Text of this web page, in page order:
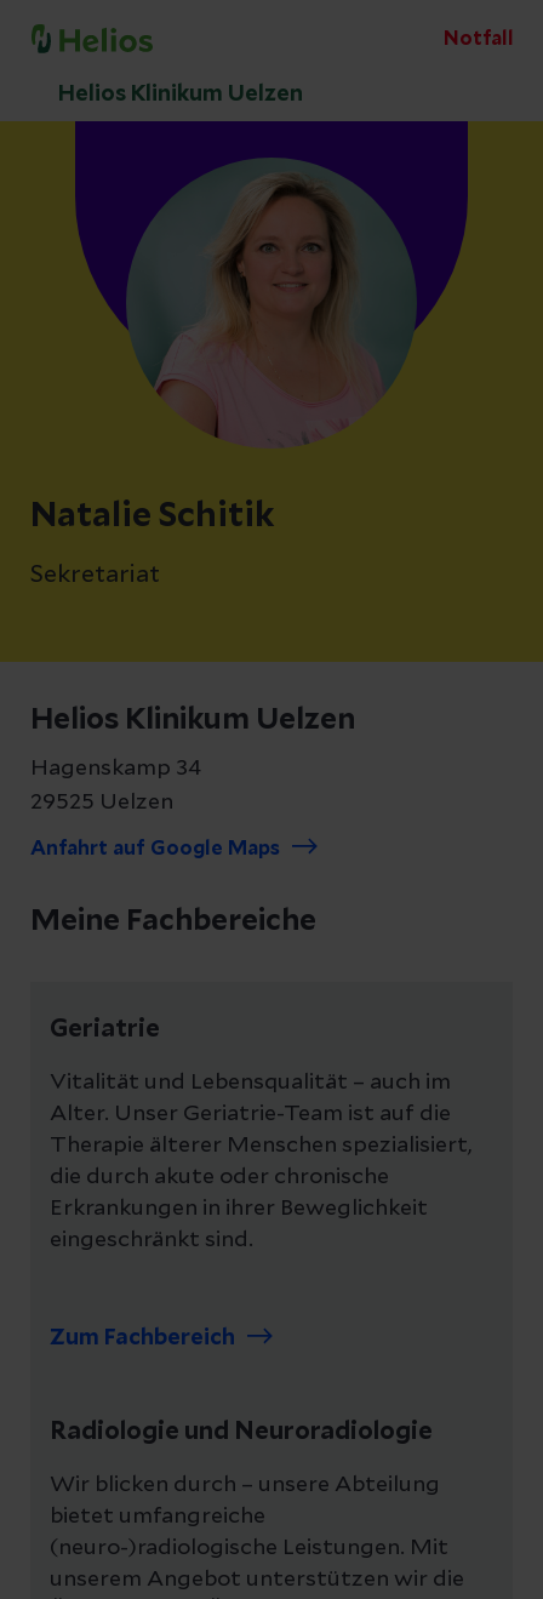
Notfall
Helios Klinikum Uelzen
Natalie Schitik
Sekretariat
Helios Klinikum Uelzen
Hagenskamp 34
29525 Uelzen
Anfahrt auf Google Maps
Meine Fachbereiche
Geriatrie
Vitalität und Lebensqualität – auch im
Alter. Unser Geriatrie-Team ist auf die
Therapie älterer Menschen spezialisiert,
die durch akute oder chronische
Erkrankungen in ihrer Beweglichkeit
eingeschränkt sind.
Zum Fachbereich
Radiologie und Neuroradiologie
Wir blicken durch – unsere Abteilung
bietet umfangreiche
(neuro-)radiologische Leistungen. Mit
unserem Angebot unterstützen wir die